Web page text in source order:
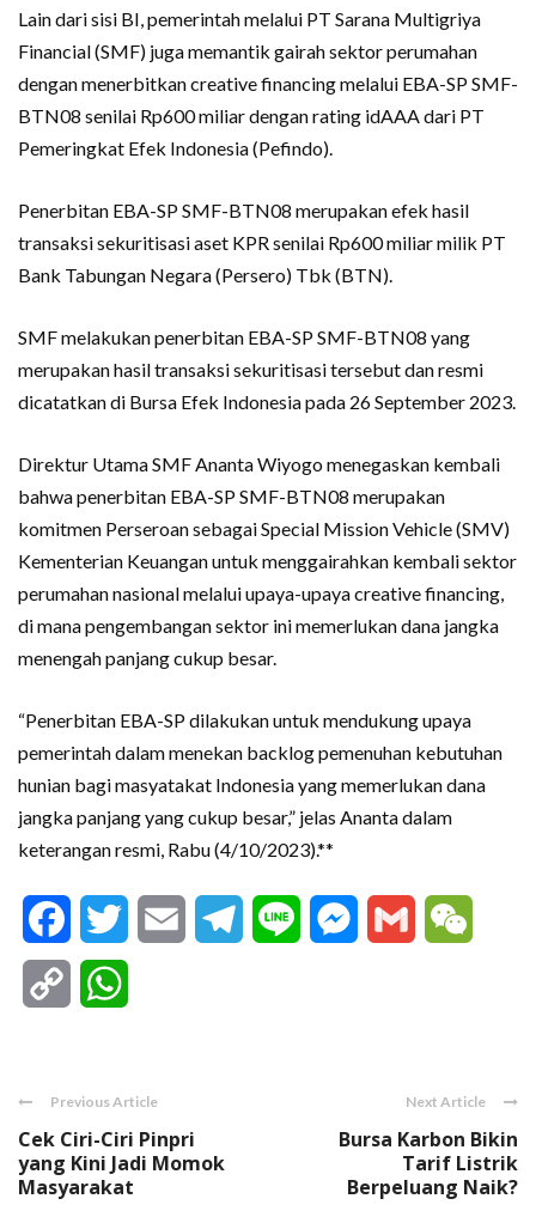
Lain dari sisi BI, pemerintah melalui PT Sarana Multigriya
Financial (SMF) juga memantik gairah sektor perumahan
dengan menerbitkan creative financing melalui EBA-SP SMF-
BTN08 senilai Rp600 miliar dengan rating idAAA dari PT
Pemeringkat Efek Indonesia (Pefindo).
Penerbitan EBA-SP SMF-BTN08 merupakan efek hasil
transaksi sekuritisasi aset KPR senilai Rp600 miliar milik PT
Bank Tabungan Negara (Persero) Tbk (BTN).
SMF melakukan penerbitan EBA-SP SMF-BTN08 yang
merupakan hasil transaksi sekuritisasi tersebut dan resmi
dicatatkan di Bursa Efek Indonesia pada 26 September 2023.
Direktur Utama SMF Ananta Wiyogo menegaskan kembali
bahwa penerbitan EBA-SP SMF-BTN08 merupakan
komitmen Perseroan sebagai Special Mission Vehicle (SMV)
Kementerian Keuangan untuk menggairahkan kembali sektor
perumahan nasional melalui upaya-upaya creative financing,
di mana pengembangan sektor ini memerlukan dana jangka
menengah panjang cukup besar.
“Penerbitan EBA-SP dilakukan untuk mendukung upaya
pemerintah dalam menekan backlog pemenuhan kebutuhan
hunian bagi masyatakat Indonesia yang memerlukan dana
jangka panjang yang cukup besar,” jelas Ananta dalam
keterangan resmi, Rabu (4/10/2023).**
FacebookTwitter Email Telegram
Line Messenger
Gmail
Copy
Previous Article
Cek Ciri-Ciri Pinpri
yang Kini Jadi Momok
Masyarakat
Next Article
Bursa Karbon Bikin
Tarif Listrik
Berpeluang Naik?